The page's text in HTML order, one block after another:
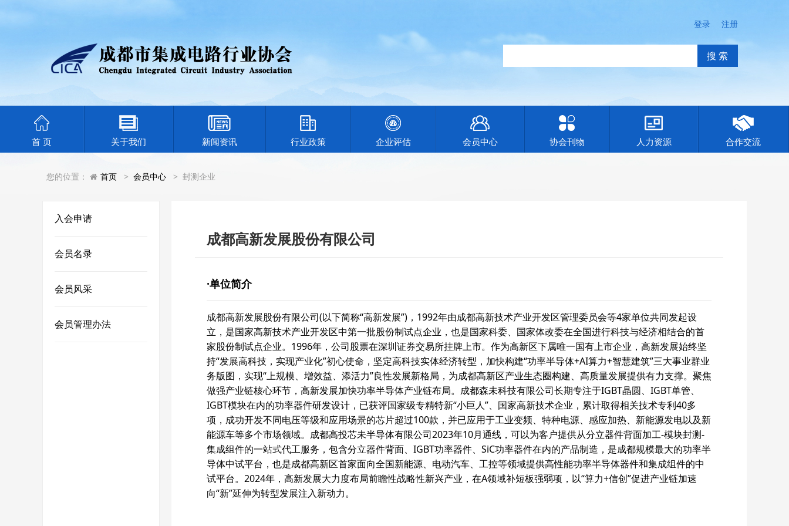
登录 注册
搜 索
首 页 关于我们 新闻资讯 行业政策 企业评估 会员中心 协会刊物 人力资源 合作交流
您的位置： 首页 会员中心 封测企业
入会申请
会员名录
会员风采
会员管理办法
成都高新发展股份有限公司
·单位简介
成都高新发展股份有限公司(以下简称“高新发展”)，1992年由成都高新技术产业开发区管理委员会等4家单位共同发起设
立，是国家高新技术产业开发区中第一批股份制试点企业，也是国家科委、国家体改委在全国进行科技与经济相结合的首
家股份制试点企业。1996年，公司股票在深圳证券交易所挂牌上市。作为高新区下属唯一国有上市企业，高新发展始终坚
持“发展高科技，实现产业化”初心使命，坚定高科技实体经济转型，加快构建“功率半导体+AI算力+智慧建筑”三大事业群业
务版图，实现“上规模、增效益、添活力”良性发展新格局，为成都高新区产业生态圈构建、高质量发展提供有力支撑。聚焦
做强产业链核心环节，高新发展加快功率半导体产业链布局。成都森未科技有限公司长期专注于IGBT晶圆、IGBT单管、
IGBT模块在内的功率器件研发设计，已获评国家级专精特新“小巨人”、国家高新技术企业，累计取得相关技术专利40多
项，成功开发不同电压等级和应用场景的芯片超过100款，并已应用于工业变频、特种电源、感应加热、新能源发电以及新
能源车等多个市场领域。成都高投芯未半导体有限公司2023年10月通线，可以为客户提供从分立器件背面加工-模块封测-
集成组件的一站式代工服务，包含分立器件背面、IGBT功率器件、SiC功率器件在内的产品制造，是成都规模最大的功率半
导体中试平台，也是成都高新区首家面向全国新能源、电动汽车、工控等领域提供高性能功率半导体器件和集成组件的中
试平台。2024年，高新发展大力度布局前瞻性战略性新兴产业，在A领域补短板强弱项，以“算力+信创”促进产业链加速
向“新”延伸为转型发展注入新动力。